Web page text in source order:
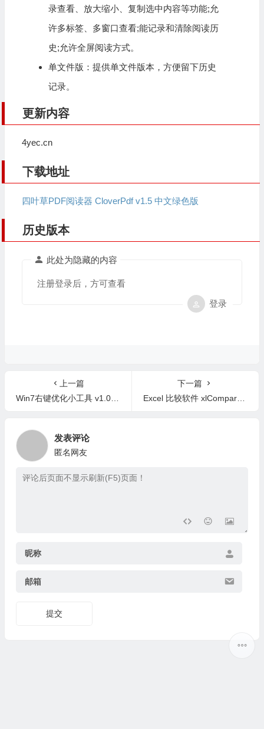
录查看、放大缩小、复制选中内容等功能;允
许多标签、多窗口查看;能记录和清除阅读历
史;允许全屏阅读方式。
单文件版：提供单文件版本，方便留下历史
记录。
更新内容
4yec.cn
下载地址
四叶草PDF阅读器 CloverPdf v1.5 中文绿色版
历史版本
此处为隐藏的内容
注册登录后，方可查看
登录
上一篇
Win7右键优化小工具 v1.0 中文版
下一篇
Excel 比较软件 xlCompare v11.01.35 中文版
发表评论
匿名网友
昵称
邮箱
提交